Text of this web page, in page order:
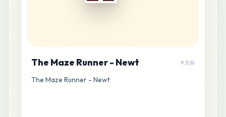
The Maze Runner - Newt 9 天前
The Maze Runner - Newt